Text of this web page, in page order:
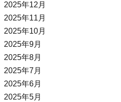
2025年12月
2025年11月
2025年10月
2025年9月
2025年8月
2025年7月
2025年6月
2025年5月